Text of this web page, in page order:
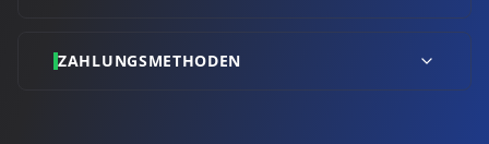
ZAHLUNGSMETHODEN